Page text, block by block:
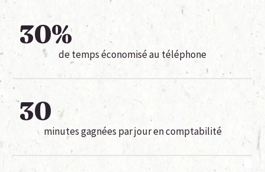
de temps économisé au téléphone
30%
minutes gagnées par jour en comptabilité
30